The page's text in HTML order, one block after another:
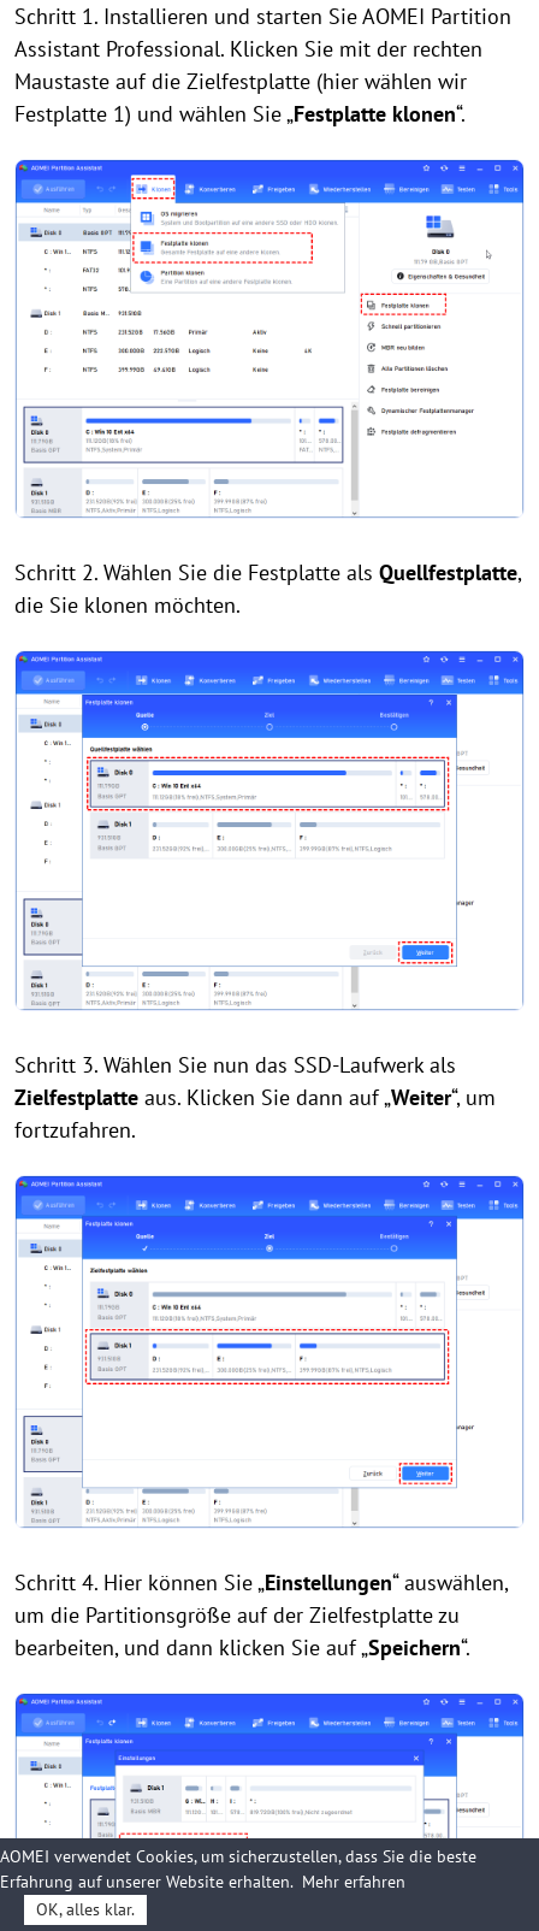
Schritt 1. Installieren und starten Sie AOMEI Partition
Assistant Professional. Klicken Sie mit der rechten
Maustaste auf die Zielfestplatte (hier wählen wir
Festplatte 1) und wählen Sie „Festplatte klonen“.
Schritt 2. Wählen Sie die Festplatte als Quellfestplatte,
die Sie klonen möchten.
Schritt 3. Wählen Sie nun das SSD-Laufwerk als
Zielfestplatte aus. Klicken Sie dann auf „Weiter“, um
fortzufahren.
Schritt 4. Hier können Sie „Einstellungen“ auswählen,
um die Partitionsgröße auf der Zielfestplatte zu
bearbeiten, und dann klicken Sie auf „Speichern“.
AOMEI verwendet Cookies, um sicherzustellen, dass Sie die beste
Erfahrung auf unserer Website erhalten. Mehr erfahren
OK, alles klar.